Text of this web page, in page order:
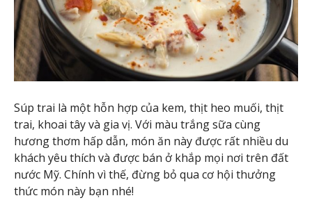
Súp trai là một hỗn hợp của kem, thịt heo muối, thịt
trai, khoai tây và gia vị. Với màu trắng sữa cùng
hương thơm hấp dẫn, món ăn này được rất nhiều du
khách yêu thích và được bán ở khắp mọi nơi trên đất
nước Mỹ. Chính vì thế, đừng bỏ qua cơ hội thưởng
thức món này bạn nhé!